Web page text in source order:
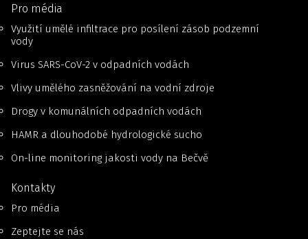
Pro média
Využití umělé infiltrace pro posílení zásob podzemní
vody
Virus SARS-CoV-2 v odpadních vodách
Vlivy umělého zasněžování na vodní zdroje
Drogy v komunálních odpadních vodách
HAMR a dlouhodobé hydrologické sucho
On-line monitoring jakosti vody na Bečvě
Kontakty
Pro média
Zeptejte se nás